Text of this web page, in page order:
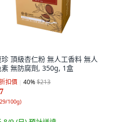
頂級杏仁粉 無人工香料 無人
素 無防腐劑, 350g, 1盒
扣價 40%$213
100g)